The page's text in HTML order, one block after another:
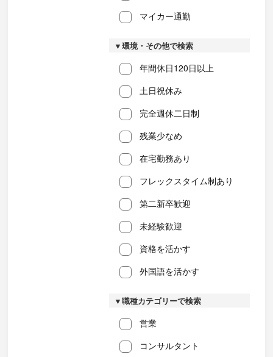
マイカー通勤
▼環境・その他で検索
年間休日120日以上
土日祝休み
完全週休二日制
残業少なめ
在宅勤務あり
フレックスタイム制あり
第二新卒歓迎
未経験歓迎
資格を活かす
外国語を活かす
▼職種カテゴリーで検索
営業
コンサルタント